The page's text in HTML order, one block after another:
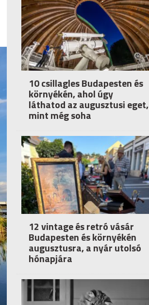
10 csillagles Budapesten és
környékén, ahol úgy
láthatod az augusztusi eget,
mint még soha
12 vintage és retró vásár
Budapesten és környékén
augusztusra, a nyár utolsó
hónapjára